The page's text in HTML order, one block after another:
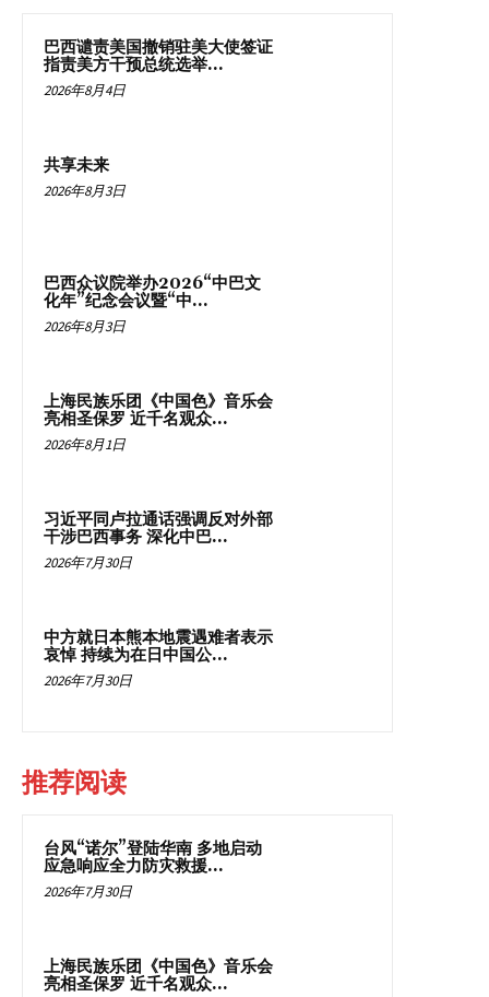
巴西谴责美国撤销驻美大使签证
指责美方干预总统选举...
2026年8月4日
共享未来
2026年8月3日
巴西众议院举办2026“中巴文
化年”纪念会议暨“中...
2026年8月3日
上海民族乐团《中国色》音乐会
亮相圣保罗 近千名观众...
2026年8月1日
习近平同卢拉通话强调反对外部
干涉巴西事务 深化中巴...
2026年7月30日
中方就日本熊本地震遇难者表示
哀悼 持续为在日中国公...
2026年7月30日
推荐阅读
台风“诺尔”登陆华南 多地启动
应急响应全力防灾救援...
2026年7月30日
上海民族乐团《中国色》音乐会
亮相圣保罗 近千名观众...